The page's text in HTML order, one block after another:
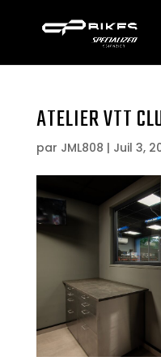
ATELIER VTT
par JML808 | Juil 3,